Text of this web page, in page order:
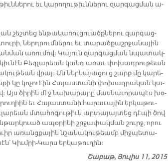
եւ կա­րո­ղու­թիւն­նե­րու զար­գաց­ման ա­
շեշ­տեց են­թա­կա­ռու­ցուածք­նե­րու զար­գաց­
ներդ­րում­նե­րու եւ տա­րած­քաշր­ջա­նա­յին
ա­ռու­մով։ Կա­յուն զար­գաց­ման նպա­տակ­
Բեգ­լա­րեան կանգ ա­ռաւ փո­խադ­րու­թեան
վրայ։ Ան ներ­կա­յա­ցուց շարք մը կա­րե­
կը կո­չուէին Հա­յաս­տա­նի փո­խադ­րա­կան կա­
Այս ծի­րին մէջ նա­խա­րա­րը մաս­նա­ւո­րա­պէս խօ­
եւ Հա­յաս­տա­նի հա­րա­ւա­յին եր­կա­թու­
մտա­հո­գու­թիւն ար­տա­յայ­տեց դէ­պի ծով
ա­պօ­րի­նի շրջա­փակ­ման շուրջ, ո­րու
ա­ռանց­քա­յին նշա­նա­կու­թեամբ միջ­պե­տա­
Կիւմ­րի-Կարս եր­կա­թու­ղին։
Շաբաթ, Յուլիս 11, 2015